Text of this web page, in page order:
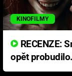
KINOFILMY
opět
přichází s